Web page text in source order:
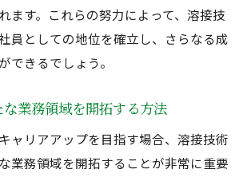
ます。これらの努力によって、溶接技
員としての地位を確立し、さらなる成
できるでしょう。
業務領域を開拓する方法
ャリアアップを目指す場合、溶接技術
業務領域を開拓することが非常に重要